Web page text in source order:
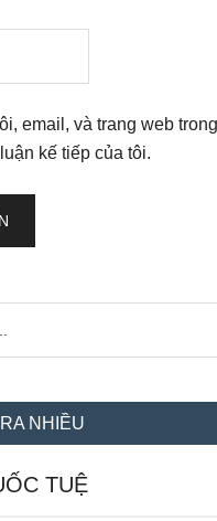
email, và trang web
kế tiếp của tôi.
NHIỀU
TUỆ